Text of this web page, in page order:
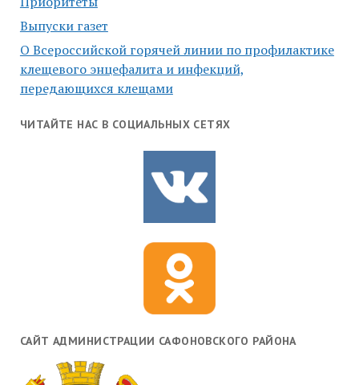
Выпуски газет
О Всероссийской горячей линии по профилактике
клещевого энцефалита и инфекций,
передающихся клещами
ЧИТАЙТЕ НАС В СОЦИАЛЬНЫХ СЕТЯХ
САЙТ АДМИНИСТРАЦИИ САФОНОВСКОГО РАЙОНА